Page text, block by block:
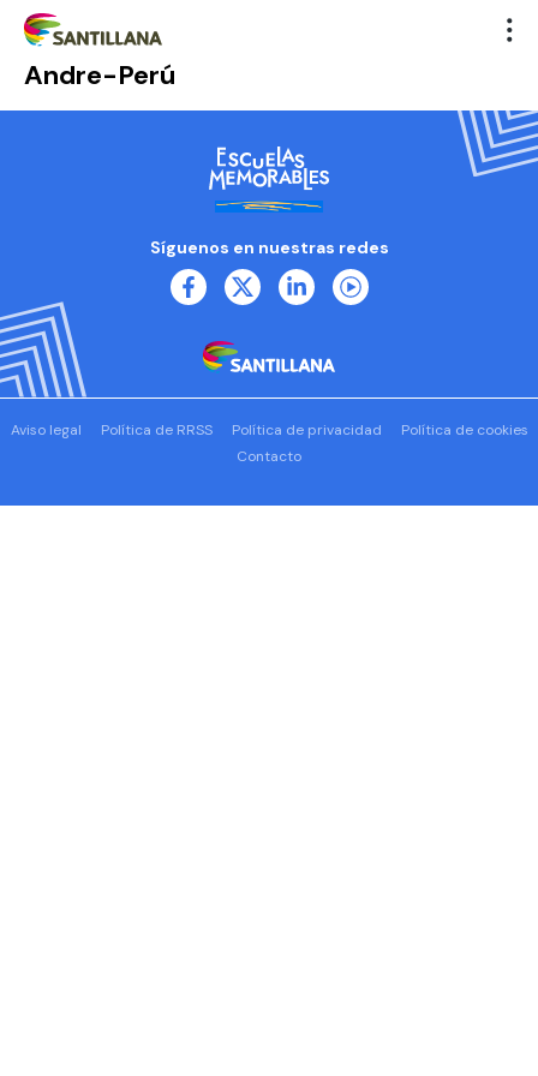
Andre-Perú
Síguenos en nuestras redes
Aviso legal Política de RRSS Política de privacidad
Política de cookies
Contacto